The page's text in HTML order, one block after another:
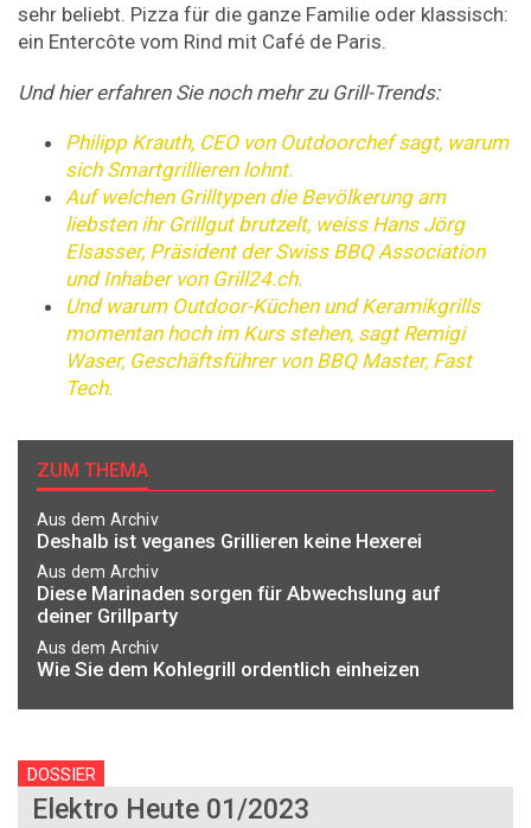
sehr beliebt. Pizza für die ganze Familie oder klassisch:
ein Entercôte vom Rind mit Café de Paris.
Und hier erfahren Sie noch mehr zu Grill-Trends:
Philipp Krauth, CEO von Outdoorchef sagt, warum
sich Smartgrillieren lohnt.
Auf welchen Grilltypen die Bevölkerung am
liebsten ihr Grillgut brutzelt, weiss Hans Jörg
Elsasser, Präsident der Swiss BBQ Associa­tion
und Inhaber von Grill24.ch.
Und warum Outdoor-Küchen und Keramikgrills
momentan hoch im Kurs stehen, sagt Remigi
Waser, Geschäfts­führer von BBQ Master, Fast
Tech.
ZUM THEMA
Aus dem Archiv
Deshalb ist veganes Grillieren keine Hexerei
Aus dem Archiv
Diese Marinaden sorgen für Abwechslung auf
deiner Grillparty
Aus dem Archiv
Wie Sie dem Kohlegrill ordentlich einheizen
DOSSIER
Elektro Heute 01/2023